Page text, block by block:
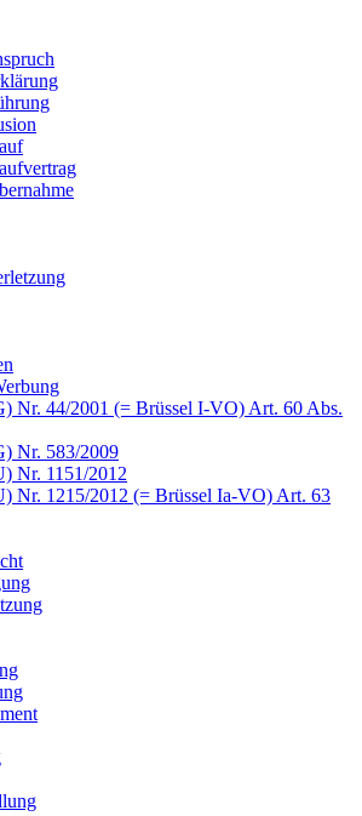
Nr. 44/2001 (= Brüssel I-VO) Art. 60 Abs.
Nr. 583/2009
Nr. 1151/2012
Nr. 1215/2012 (= Brüssel Ia-VO) Art. 63